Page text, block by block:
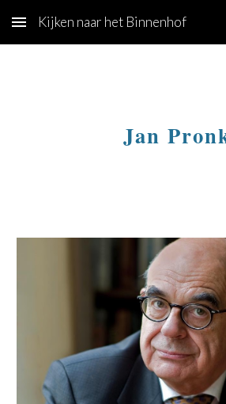
Skip to main content
Kijken naar het Binnenhof
Jan